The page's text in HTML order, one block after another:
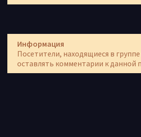
Информация
Посетители, находящиеся в группе
оставлять комментарии к данной